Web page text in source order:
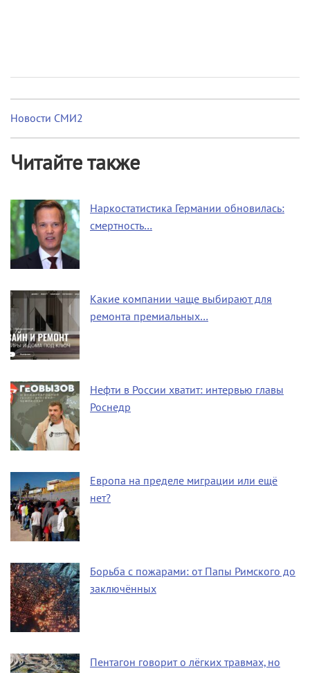
Новости СМИ2
Читайте также
Наркостатистика Германии обновилась:
смертность…
Какие компании чаще выбирают для
ремонта премиальных…
Нефти в России хватит: интервью главы
Роснедр
Европа на пределе миграции или ещё
нет?
Борьба с пожарами: от Папы Римского до
заключённых
Пентагон говорит о лёгких травмах, но